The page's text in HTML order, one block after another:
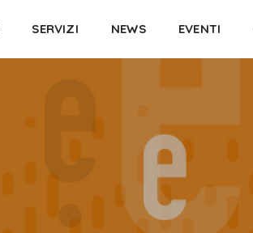
SERVIZI NEWS EVENTI